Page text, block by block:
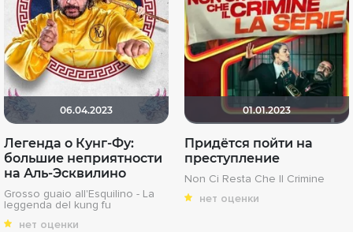
06.04.2023
Легенда о Кунг-Фу:
большие неприятности
на Аль-Эсквилино
Grosso guaio all'Esquilino - La
leggenda del kung fu
нет оценки
01.01.2023
Придётся пойти на
преступление
Non Ci Resta Che Il Crimine
нет оценки